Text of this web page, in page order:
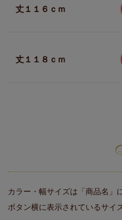
丈１１６ｃｍ
丈１１８ｃｍ
カラー・幅サイズは「商品名」
ボタン横に表示されているサイ